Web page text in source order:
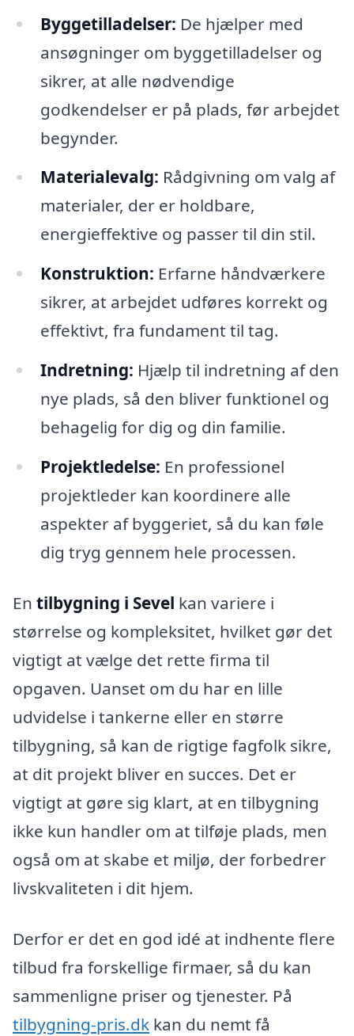
Byggetilladelser: De hjælper med
ansøgninger om byggetilladelser og
sikrer, at alle nødvendige
godkendelser er på plads, før arbejdet
begynder.
Materialevalg: Rådgivning om valg af
materialer, der er holdbare,
energieffektive og passer til din stil.
Konstruktion: Erfarne håndværkere
sikrer, at arbejdet udføres korrekt og
effektivt, fra fundament til tag.
Indretning: Hjælp til indretning af den
nye plads, så den bliver funktionel og
behagelig for dig og din familie.
Projektledelse: En professionel
projektleder kan koordinere alle
aspekter af byggeriet, så du kan føle
dig tryg gennem hele processen.
En tilbygning i Sevel kan variere i
størrelse og kompleksitet, hvilket gør det
vigtigt at vælge det rette firma til
opgaven. Uanset om du har en lille
udvidelse i tankerne eller en større
tilbygning, så kan de rigtige fagfolk sikre,
at dit projekt bliver en succes. Det er
vigtigt at gøre sig klart, at en tilbygning
ikke kun handler om at tilføje plads, men
også om at skabe et miljø, der forbedrer
livskvaliteten i dit hjem.
Derfor er det en god idé at indhente flere
tilbud fra forskellige firmaer, så du kan
sammenligne priser og tjenester. På
tilbygning-pris.dk kan du nemt få